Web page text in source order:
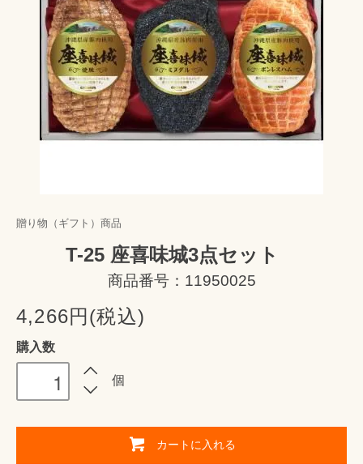
贈り物（ギフト）商品
T-25 座喜味城3点セット
商品番号：11950025
4,266円(税込)
購入数
個
カートに入れる